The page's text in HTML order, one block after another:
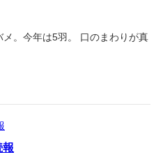
。今年は5羽。 口のまわりが真
報